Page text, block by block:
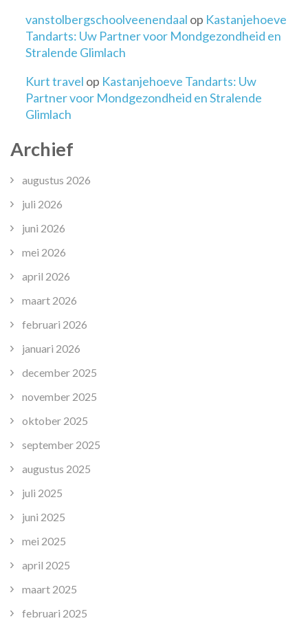
vanstolbergschoolveenendaal op Kastanjehoeve
Tandarts: Uw Partner voor Mondgezondheid en
Stralende Glimlach
Kurt travel op Kastanjehoeve Tandarts: Uw
Partner voor Mondgezondheid en Stralende
Glimlach
Archief
augustus 2026
juli 2026
juni 2026
mei 2026
april 2026
maart 2026
februari 2026
januari 2026
december 2025
november 2025
oktober 2025
september 2025
augustus 2025
juli 2025
juni 2025
mei 2025
april 2025
maart 2025
februari 2025